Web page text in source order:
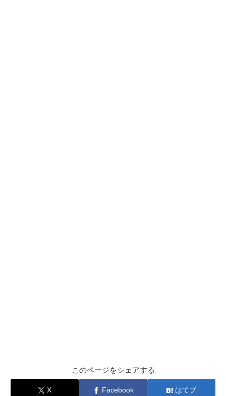
このページをシェアする
X Facebook はてブ